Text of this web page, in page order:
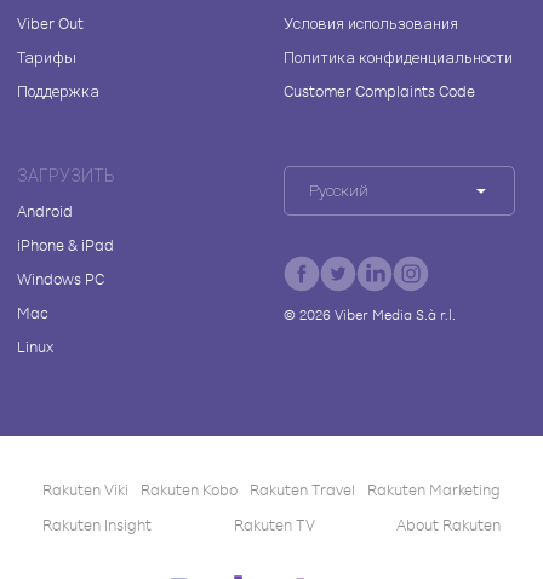
Viber Out
Тарифы
Поддержка
Условия использования
Политика конфиденциальности
Customer Complaints Code
ЗАГРУЗИТЬ
Android
iPhone & iPad
Windows PC
Mac
Linux
Русский
© 2026Viber Media S.à r.l.
Rakuten Viki Rakuten Kobo Rakuten Travel
Rakuten Marketing
Rakuten Insight
Rakuten TV About Rakuten